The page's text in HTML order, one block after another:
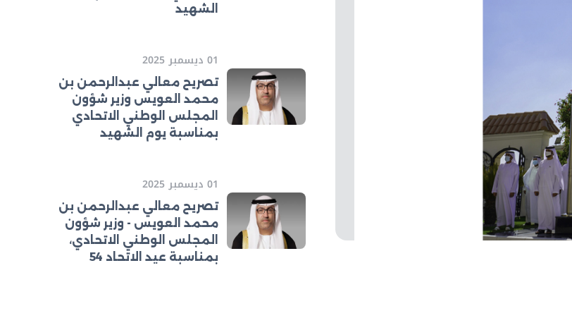
الشهيد
01 ديسمبر 2025
تصريح معالي عبدالرحمن بن
محمد العويس وزير شؤون
المجلس الوطني الاتحادي
بمناسبة يوم الشهيد
01 ديسمبر 2025
تصريح معالي عبدالرحمن بن
محمد العويس - وزير شؤون
المجلس الوطني الاتحادي،
بمناسبة عيد الاتحاد 54